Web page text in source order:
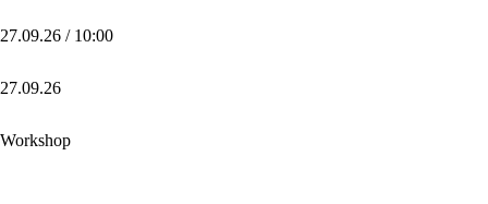
27.09.26 / 10:00
27.09.26
Workshop